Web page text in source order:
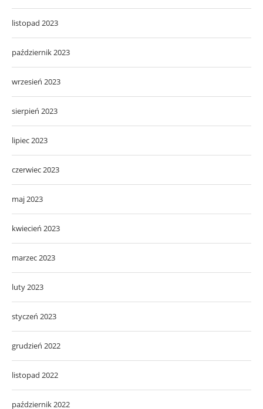
listopad 2023
październik 2023
wrzesień 2023
sierpień 2023
lipiec 2023
czerwiec 2023
maj 2023
kwiecień 2023
marzec 2023
luty 2023
styczeń 2023
grudzień 2022
listopad 2022
październik 2022